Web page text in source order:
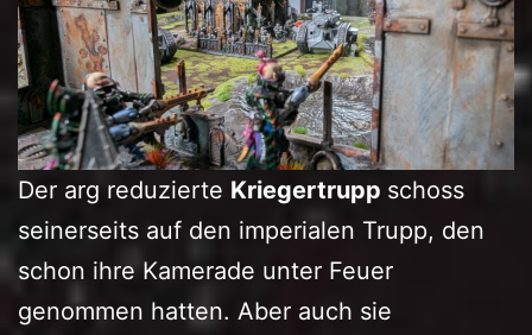
Der arg reduzierte Kriegertrupp schoss
seinerseits auf den imperialen Trupp, den
schon ihre Kamerade unter Feuer
genommen hatten. Aber auch sie